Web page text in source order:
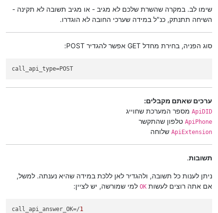
שימו לב. במקרה שהשרת שלכם לא מגיב - או מגיב תשובה לא תקינה -
השיחה תתנתק, כנ"ל במידה שערכי החובה לא הוגדרו.
סוג הפניה, בחירת מחדל GET אפשר להגדיר POST:
call_api_type=POST
ערכים שאתם מקבלים:
ApiDID מספר המערכת שחוייג
ApiPhone טלפון שהתקשר
ApiExtension שלוחה
תשובות.
ניתן לענות כל תשובה, ולהגדיר לאן ללכת במידה שהיא נענתה. למשל,
אם אתה רוצים לעשות OK למי שמורשה, יש לציין:
call_api_answer_OK=/1